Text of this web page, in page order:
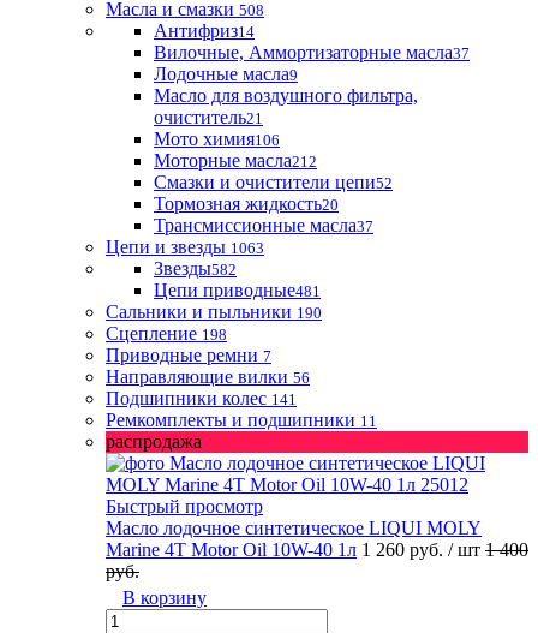
Масла и смазки 508
Антифриз14
Вилочные, Аммортизаторные масла37
Лодочные масла9
Масло для воздушного фильтра,
очиститель21
Мото химия106
Моторные масла212
Смазки и очистители цепи52
Тормозная жидкость20
Трансмиссионные масла37
Цепи и звезды 1063
Звезды582
Цепи приводные481
Сальники и пыльники 190
Сцепление 198
Приводные ремни 7
Направляющие вилки 56
Подшипники колес 141
Ремкомплекты и подшипники 11
распродажа
Быстрый просмотр
Масло лодочное синтетическое LIQUI MOLY
Marine 4T Motor Oil 10W-40 1л 1 260 руб. / шт 1 400
руб.
В корзину